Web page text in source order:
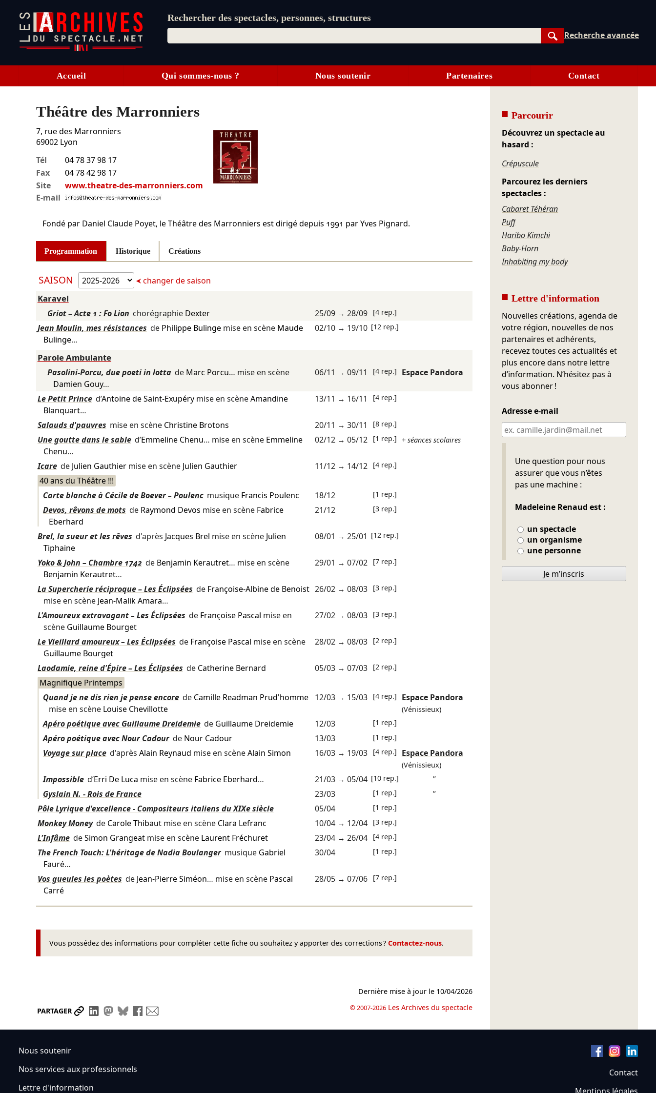
Rechercher des spectacles, personnes, structures
Rechercher
Recherche avancée
Accueil Qui sommes-nous ? Nous soutenir Partenaires Contact
Théâtre des Marronniers
7, rue des Marronniers
69002 Lyon
Tél
04 78 37 98 17
Fax
04 78 42 98 17
Site
www.theatre-des-marronniers.com
E-mail
Fondé par Daniel Claude Poyet, le Théâtre des Marronniers est dirigé depuis 1991 par Yves Pignard.
Programmation Historique Créations
SAISON changer de saison
Karavel
Griot – Acte 1 : Fo Lion chorégraphie Dexter 25/09→ 28/09 [4 rep.]
Jean Moulin, mes résistances de Philippe Bulingemise en scène Maude
Bulinge…
02/10→ 19/10 [12 rep.]
Parole Ambulante
Pasolini-Porcu, due poeti in lotta de Marc Porcu… mise en scène
Damien Gouy…
06/11 → 09/11 [4 rep.] Espace Pandora
Le Petit Prince d’Antoine de Saint-Exupérymise en scèneAmandine
Blanquart…
13/11 → 16/11 [4 rep.]
Salauds d'pauvres mise en scène Christine Brotons 20/11 → 30/11 [8 rep.]
Une goutte dans le sable d’Emmeline Chenu… mise en scène Emmeline
Chenu…
02/12→ 05/12 [1 rep.] + séances scolaires
Icare de Julien Gauthiermise en scène Julien Gauthier 11/12→ 14/12 [4 rep.]
40 ans du Théâtre !!!
Carte blanche à Cécile de Boever – Poulenc musique Francis Poulenc 18/12 [1 rep.]
Devos, rêvons de mots de Raymond Devos mise en scène Fabrice
Eberhard
21/12 [3 rep.]
Brel, la sueur et les rêves d'après Jacques Brel mise en scène Julien
Tiphaine
08/01 → 25/01 [12 rep.]
Yoko & John – Chambre 1742 de Benjamin Kerautret… mise en scène
Benjamin Kerautret…
29/01 → 07/02 [7 rep.]
La Supercherie réciproque – Les Éclipsées de Françoise-Albine de Benoist
mise en scène Jean-Malik Amara…
26/02→ 08/03 [3 rep.]
L'Amoureux extravagant – Les Éclipsées de Françoise Pascal mise en
scène Guillaume Bourget
27/02→ 08/03 [3 rep.]
Le Vieillard amoureux – Les Éclipsées de Françoise Pascal mise en scène
Guillaume Bourget
28/02→ 08/03 [2 rep.]
Laodamie, reine d'Épire – Les Éclipsées de Catherine Bernard 05/03→ 07/03 [2 rep.]
Magnifique Printemps
Quand je ne dis rien je pense encore de Camille Readman Prud'homme
mise en scène Louise Chevillotte
12/03→ 15/03 [4 rep.] Espace Pandora
(Vénissieux)
Apéro poétique avec Guillaume Dreidemie de Guillaume Dreidemie 12/03 [1 rep.]
Apéro poétique avec Nour Cadour de Nour Cadour 13/03 [1 rep.]
Voyage sur place d'après Alain Reynaud mise en scèneAlain Simon 16/03→ 19/03 [4 rep.] Espace Pandora
(Vénissieux)
Impossible d’Erri De Luca mise en scène Fabrice Eberhard… 21/03→ 05/04 [10 rep.]
”
Gyslain N. - Rois de France
23/03 [1 rep.]
”
Pôle Lyrique d'excellence - Compositeurs italiens du XIXe siècle
05/04 [1 rep.]
Monkey Money de Carole Thibautmise en scène Clara Lefranc 10/04→ 12/04 [3 rep.]
L'Infâme deSimon Grangeatmise en scène Laurent Fréchuret 23/04→ 26/04 [4 rep.]
The French Touch: L'héritage de Nadia Boulanger musique Gabriel
Fauré…
30/04 [1 rep.]
Vos gueules les poètes de Jean-Pierre Siméon… mise en scène Pascal
Carré
28/05→ 07/06 [7 rep.]
Vous possédez des informations pour compléter cette fiche ou souhaitez y apporter des corrections ? Contactez-nous.
PARTAGER Partager le lien
Partager sur LinkedIn
Partager sur Mastodon
Partager sur Bluesky
Partager sur Facebook
Dernière mise à jour le 10/04/2026
© 2007-2026 Les Archives du spectacle
Parcourir
Découvrez un spectacle au
hasard :
Crépuscule
Parcourez les derniers
spectacles :
Cabaret Téhéran
Puff
Haribo Kimchi
Baby-Horn
Inhabiting my body
Lettre d'information
Nouvelles créations, agenda de
votre région, nouvelles de nos
partenaires et adhérents,
recevez toutes ces actualités et
plus encore dans notre lettre
d’information. N’hésitez pas à
vous abonner !
Adresse e-mail
Une question pour nous
assurer que vous n’êtes
pas une machine :
Madeleine Renaud est :
un spectacle
un organisme
une personne
Ne pas remplir
Je m’inscris
Nous soutenir
Nos services aux professionnels
Lettre d'information
Contact